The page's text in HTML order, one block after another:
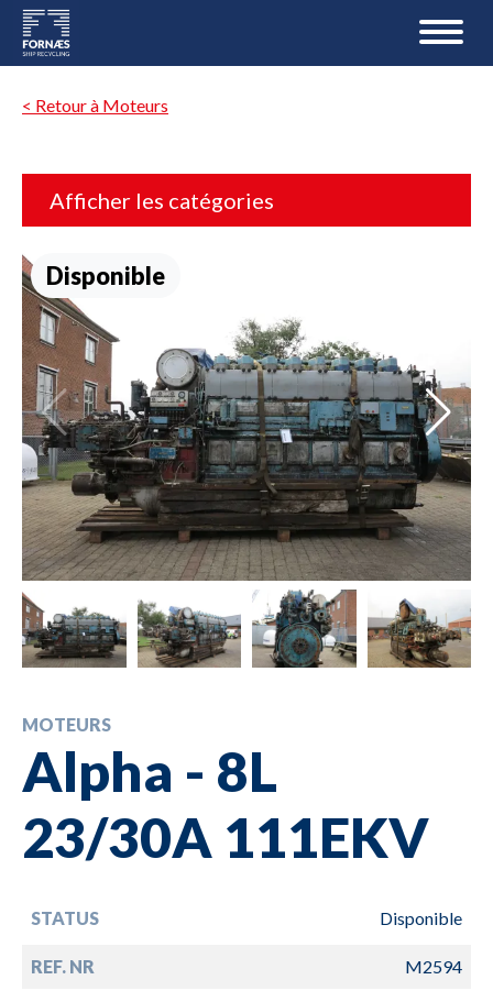
< Retour à Moteurs
Afficher les catégories
Disponible
MOTEURS
Alpha - 8L
23/30A 111EKV
STATUS Disponible
REF. NR M2594